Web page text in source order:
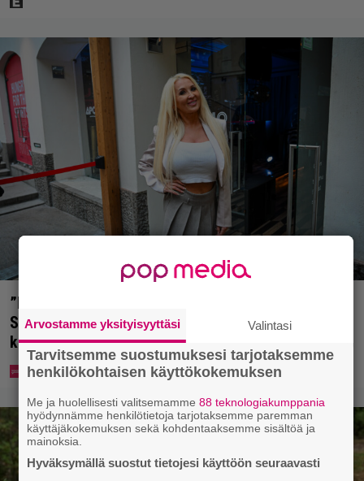
”Mitä isompi vehje, sen paremmin kulkee” –
Susanna Penttilä suuntasi Bangbussinsa Helsingin
keskustaan
Arvostamme yksityisyyttäsi Valintasi
Tarvitsemme suostumuksesi tarjotaksemme
henkilökohtaisen käyttökokemuksen
Me ja huolellisesti valitsemamme 88 teknologiakumppania
hyödynnämme henkilötietoja tarjotaksemme paremman
käyttäjäkokemuksen sekä kohdentaaksemme sisältöä ja
mainoksia.
Hyväksymällä suostut tietojesi käyttöön seuraavasti